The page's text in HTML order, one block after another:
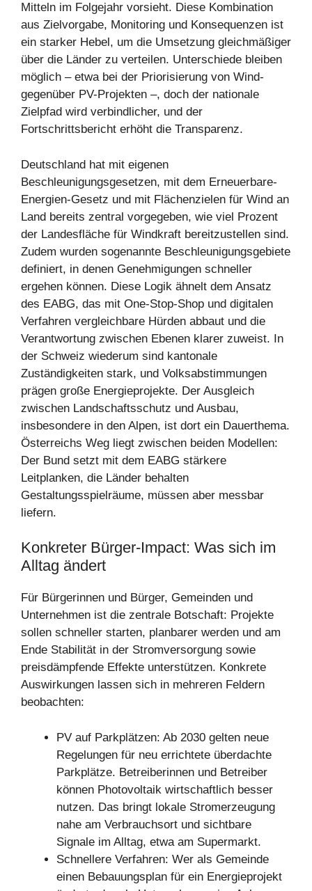
Mitteln im Folgejahr vorsieht. Diese Kombination
aus Zielvorgabe, Monitoring und Konsequenzen ist
ein starker Hebel, um die Umsetzung gleichmäßiger
über die Länder zu verteilen. Unterschiede bleiben
möglich – etwa bei der Priorisierung von Wind-
gegenüber PV-Projekten –, doch der nationale
Zielpfad wird verbindlicher, und der
Fortschrittsbericht erhöht die Transparenz.
Deutschland hat mit eigenen
Beschleunigungsgesetzen, mit dem Erneuerbare-
Energien-Gesetz und mit Flächenzielen für Wind an
Land bereits zentral vorgegeben, wie viel Prozent
der Landesfläche für Windkraft bereitzustellen sind.
Zudem wurden sogenannte Beschleunigungsgebiete
definiert, in denen Genehmigungen schneller
ergehen können. Diese Logik ähnelt dem Ansatz
des EABG, das mit One-Stop-Shop und digitalen
Verfahren vergleichbare Hürden abbaut und die
Verantwortung zwischen Ebenen klarer zuweist. In
der Schweiz wiederum sind kantonale
Zuständigkeiten stark, und Volksabstimmungen
prägen große Energieprojekte. Der Ausgleich
zwischen Landschaftsschutz und Ausbau,
insbesondere in den Alpen, ist dort ein Dauerthema.
Österreichs Weg liegt zwischen beiden Modellen:
Der Bund setzt mit dem EABG stärkere
Leitplanken, die Länder behalten
Gestaltungsspielräume, müssen aber messbar
liefern.
Konkreter Bürger-Impact: Was sich im
Alltag ändert
Für Bürgerinnen und Bürger, Gemeinden und
Unternehmen ist die zentrale Botschaft: Projekte
sollen schneller starten, planbarer werden und am
Ende Stabilität in der Stromversorgung sowie
preisdämpfende Effekte unterstützen. Konkrete
Auswirkungen lassen sich in mehreren Feldern
beobachten:
PV auf Parkplätzen: Ab 2030 gelten neue
Regelungen für neu errichtete überdachte
Parkplätze. Betreiberinnen und Betreiber
können Photovoltaik wirtschaftlich besser
nutzen. Das bringt lokale Stromerzeugung
nahe am Verbrauchsort und sichtbare
Signale im Alltag, etwa am Supermarkt.
Schnellere Verfahren: Wer als Gemeinde
einen Bebauungsplan für ein Energieprojekt